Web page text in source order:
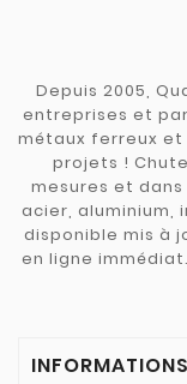
Depuis 2005,
entreprises et
métaux ferreux et
projets !
mesures et dans
acier, aluminium,
disponible mis à
en ligne
INFORMATIONS